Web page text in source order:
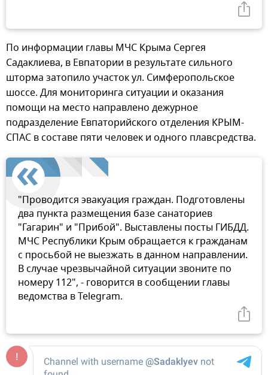
По информации главы МЧС Крыма Сергея
Садаклиева, в Евпатории в результате сильного
шторма затопило участок ул. Симферопольское
шоссе. Для мониторинга ситуации и оказания
помощи на место направлено дежурное
подразделение Евпаторийского отделения КРЫМ-
СПАС в составе пяти человек и одного плавсредства.
"Проводится эвакуация граждан. Подготовлены
два пункта размещения базе санаториев
"Гагарин" и "Прибой". Выставлены посты ГИБДД.
МЧС Республики Крым обращается к гражданам
с просьбой не выезжать в данном направлении.
В случае чрезвычайной ситуации звоните по
номеру 112", - говорится в сообщении главы
ведомства в Telegram.